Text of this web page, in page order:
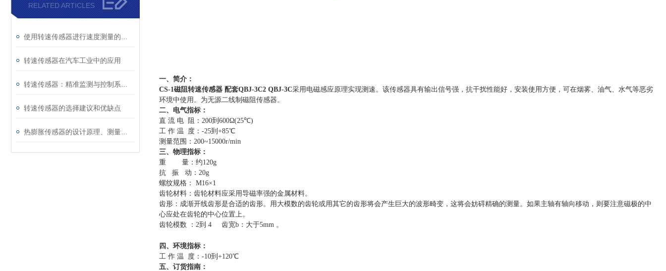
RELATED ARTICLES
转速传感器在汽车工业中的应用
转速传感器的选择建议和优缺点
一、简介：
CS-1磁阻转速传感器 配套QBJ-3C2 QBJ-3C采用电磁感应原理实现测速。该传感器具有输出信号强，抗干扰性能好，安装使用方便，可在烟雾、油气、水气等恶劣
环境中使用。为无源二线制磁阻传感器。
二、电气指标：
直 流 电 阻：200到600Ω(25℃)
工 作 温 度：-25到+85℃
测量范围：200~15000r/min
三、物理指标：
重 量：约120g
抗 振 动：20g
螺纹规格： M16×1
齿轮材料：齿轮材料应采用导磁率强的金属材料。
齿形：成渐开线齿形是合适的齿形。用大模数的齿轮或用其它的齿形将会产生巨大的波形畸变，这将会妨碍精确的测量。如果主轴有轴向移动，则要注意磁极的中
心应处在齿轮的中心位置上。
齿轮模数 ：2到 4 齿宽b：大于5mm 。
四、环境指标：
工 作 温 度：-10到+120℃
五、订货指南：